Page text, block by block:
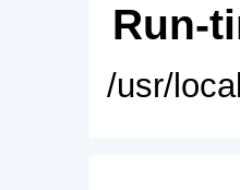
Run-
/usr/